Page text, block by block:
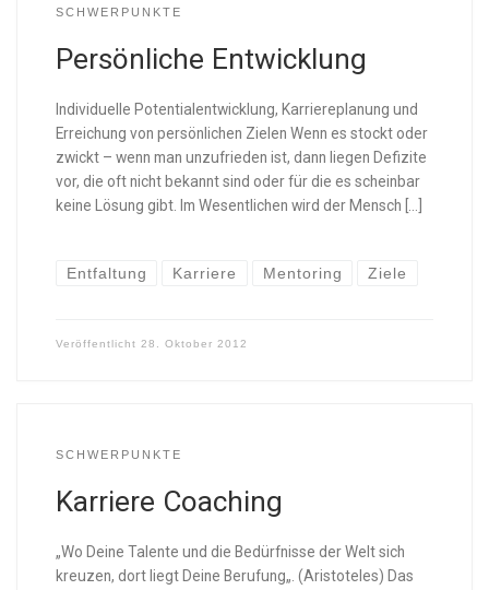
SCHWERPUNKTE
Persönliche Entwicklung
Individuelle Potentialentwicklung, Karriereplanung und
Erreichung von persönlichen Zielen Wenn es stockt oder
zwickt – wenn man unzufrieden ist, dann liegen Defizite
vor, die oft nicht bekannt sind oder für die es scheinbar
keine Lösung gibt. Im Wesentlichen wird der Mensch […]
Entfaltung Karriere Mentoring Ziele
Veröffentlicht 28. Oktober 2012
SCHWERPUNKTE
Karriere Coaching
„Wo Deine Talente und die Bedürfnisse der Welt sich
kreuzen, dort liegt Deine Berufung„. (Aristoteles) Das